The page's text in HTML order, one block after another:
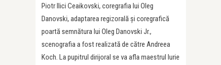
Piotr Ilici Ceaikovski, coregrafia lui Oleg
Danovski, adaptarea regizorală și coregrafică
poartă semnătura lui Oleg Danovski Jr.,
scenografia a fost realizată de către Andreea
Koch. La pupitrul dirijoral se va afla maestrul Iurie